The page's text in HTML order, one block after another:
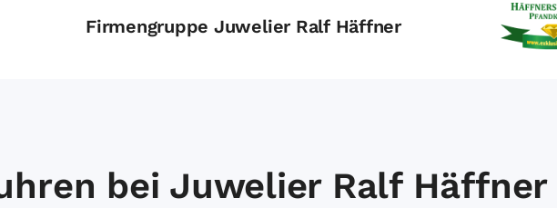
Firmengruppe Juwelier Ralf Häffner
bei Juwelier Ralf Häffner